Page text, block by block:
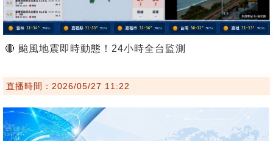
🔴 颱風地震即時動態！24小時全台監測
直播時間：2026/05/27 11:22